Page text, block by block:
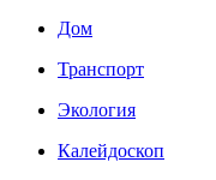
Дом
Транспорт
Экология
Калейдоскоп